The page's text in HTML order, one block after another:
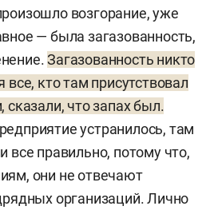
возгорание, уже
— была загазованность,
Загазованность никто
все, кто там присутствовал
сказали, что запах был.
устранилось, там
все правильно, потому что,
они не отвечают
организаций. Лично